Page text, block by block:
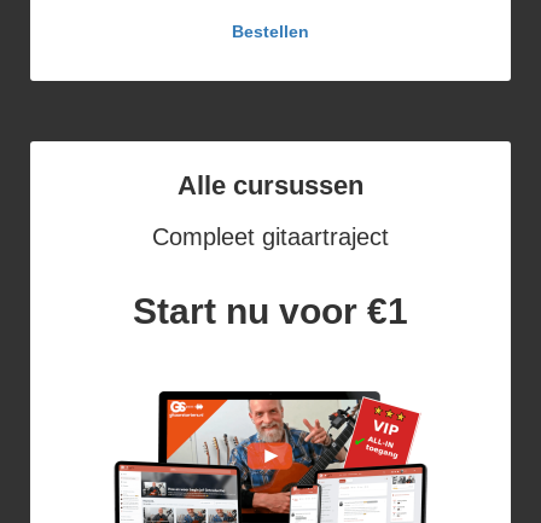
Bestellen
Alle cursussen
Compleet gitaartraject
Start nu voor €1